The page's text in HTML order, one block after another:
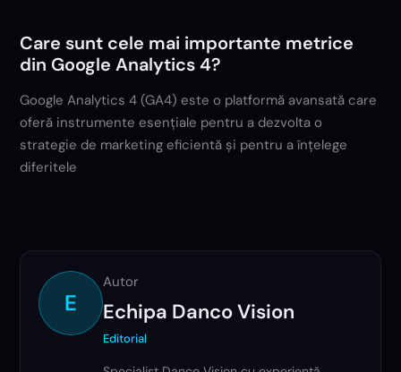
Care sunt cele mai importante metrice
din Google Analytics 4?
Google Analytics 4 (GA4) este o platformă avansată care
oferă instrumente esențiale pentru a dezvolta o
strategie de marketing eficientă și pentru a înțelege
diferitele
E
Autor
Echipa Danco Vision
Editorial